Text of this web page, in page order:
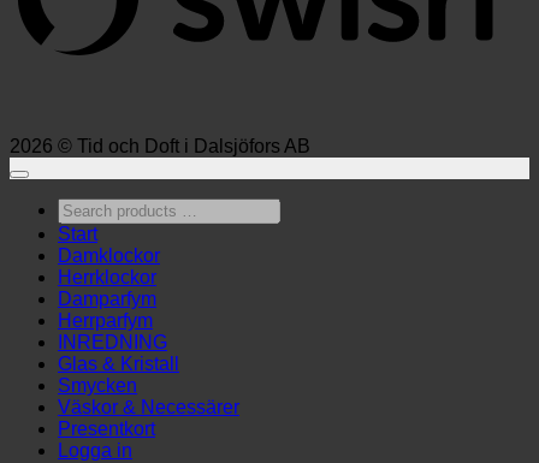
2026 © Tid och Doft i Dalsjöfors AB
Search
products
…
Start
Damklockor
Herrklockor
Damparfym
Herrparfym
INREDNING
Glas & Kristall
Smycken
Väskor & Necessärer
Presentkort
Logga in